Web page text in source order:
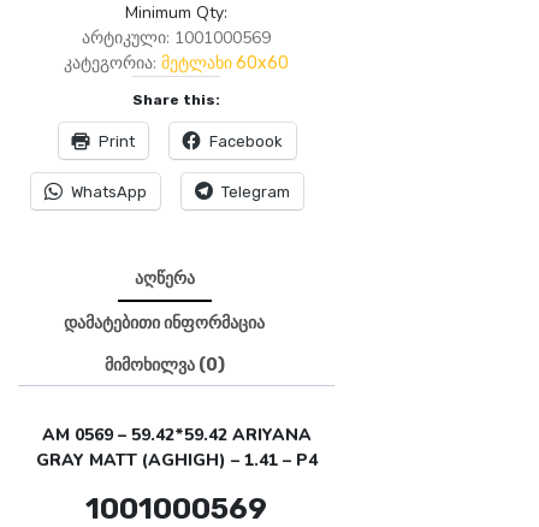
Minimum Qty:
არტიკული: 1001000569
კატეგორია:მეტლახი 60x60
Share this:
Print Facebook
WhatsApp Telegram
აღწერა
დამატებითი ინფორმაცია
მიმოხილვა (0)
AM 0569 – 59.42*59.42 ARIYANA
GRAY MATT (AGHIGH) – 1.41 – P4
1001000569